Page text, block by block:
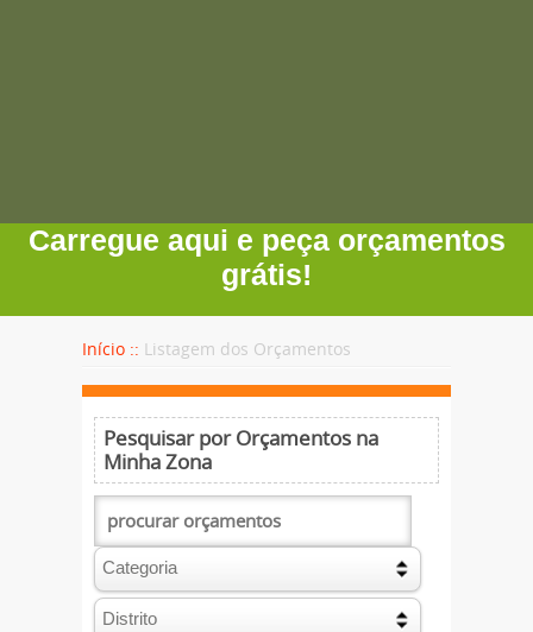
Carregue aqui e peça orçamentos
grátis!
Início :: Listagem dos Orçamentos
Pesquisar por Orçamentos na
Minha Zona